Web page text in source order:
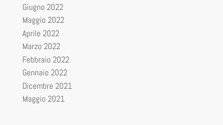
Giugno 2022
Maggio 2022
Aprile 2022
Marzo 2022
Febbraio 2022
Gennaio 2022
Dicembre 2021
Maggio 2021